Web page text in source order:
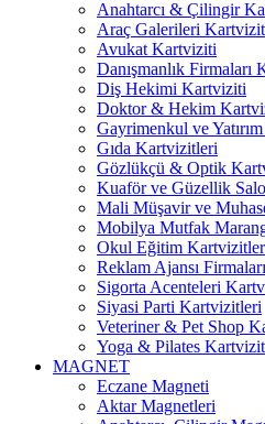
Anahtarcı & Çilingir
Araç Galerileri
Avukat Kartviziti
Danışmanlık Firmaları
Diş Hekimi Kartviziti
Doktor & Hekim
Gayrimenkul ve
Gıda Kartvizitleri
Gözlükçü & Optik
Kuaför ve Güzellik
Mali Müşavir ve
Mobilya Mutfak
Okul Eğitim
Reklam Ajansı
Sigorta Acenteleri
Siyasi Parti Kartvizitleri
Veteriner & Pet Shop
Yoga & Pilates
MAGNET
Eczane Magneti
Aktar Magnetleri